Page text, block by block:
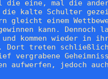
die eine, mal die
die kalte Schulter
gleicht einem
kann. Dennoch
kommen wieder in
Dort treten
vergrabene
aufwerfen, jedoch